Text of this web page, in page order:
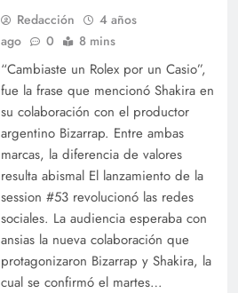
Redacción
4 años
ago
0 8 mins
“Cambiaste un Rolex por un Casio”,
fue la frase que mencionó Shakira en
su colaboración con el productor
argentino Bizarrap. Entre ambas
marcas, la diferencia de valores
resulta abismal El lanzamiento de la
session #53 revolucionó las redes
sociales. La audiencia esperaba con
ansias la nueva colaboración que
protagonizaron Bizarrap y Shakira, la
cual se confirmó el martes…